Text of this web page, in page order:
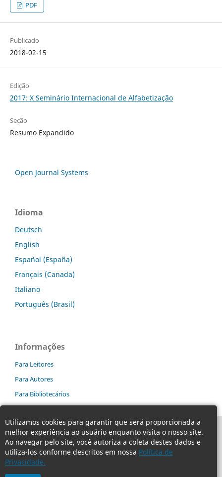
Utilizamos cookies para garantir que será proporcionada a
melhor experiência ao usuário enquanto visita o nosso site.
Ao navegar pelo site, você autoriza a coleta destes dados e
utiliza-los conforme descritos em nossa Política de
Privacidade.
PDF
Publicado
2018-02-15
Edição
2017: X Seminário Internacional de Alfabetização
Seção
Resumo Expandido
Open Journal Systems
Idioma
Deutsch
English
Español (España)
Français (Canada)
Italiano
Português (Brasil)
Informações
Para Leitores
Para Autores
Para Bibliotecários